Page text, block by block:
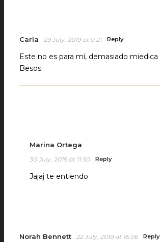
Carla 29 July, 2019 at 0:21 Reply
Este no es para mí, demasiado miedica
Besos
Marina Ortega
30 July, 2019 at 11:50 Reply
Jajaj te entiendo
Norah Bennett 22 July, 2019 at 16:06 Reply